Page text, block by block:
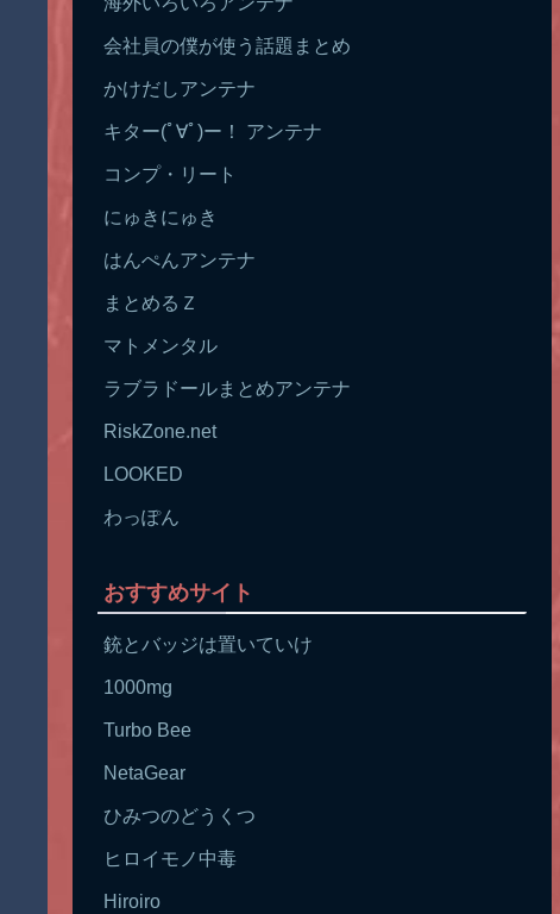
会社員の僕が使う話題まとめ
かけだしアンテナ
キター(ﾟ∀ﾟ)ー！ アンテナ
コンプ・リート
にゅきにゅき
はんぺんアンテナ
まとめるＺ
マトメンタル
ラブラドールまとめアンテナ
RiskZone.net
LOOKED
わっぽん
おすすめサイト
銃とバッジは置いていけ
1000mg
Turbo Bee
NetaGear
ひみつのどうくつ
ヒロイモノ中毒
Hiroiro